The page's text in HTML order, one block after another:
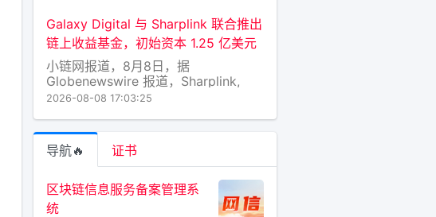
Galaxy Digital 与 Sharplink 联合推出
链上收益基金，初始资本 1.25 亿美元
小链网报道，8月8日，据
Globenewswire 报道，Sharplink,
Inc.（纳斯达克股票代码：SBET）和
Sharplink Onchain Yi
2026-08-08 17:03:25
导航🔥 证书
区块链信息服务备案管理系
统